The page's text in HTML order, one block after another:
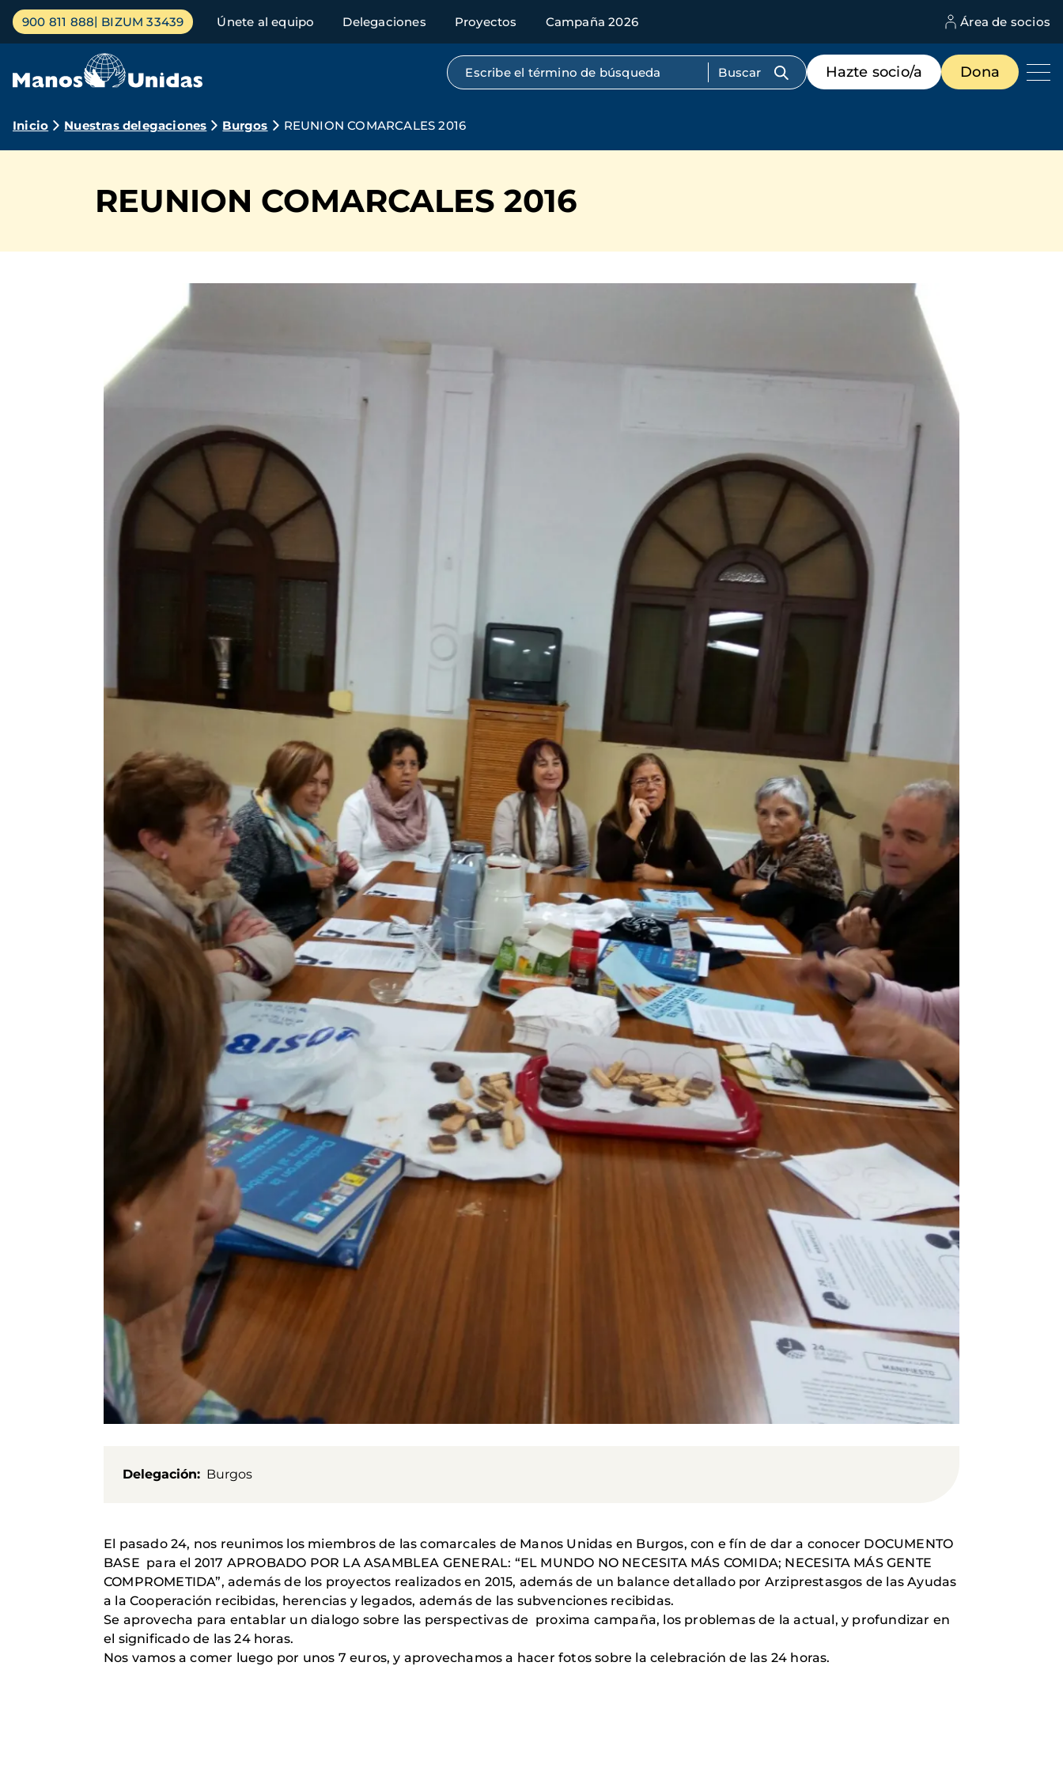
Pasar
contenido
Menú
principal
900 811 888 BIZUM 33439 Únete al equipo Delegaciones Proyectos Campaña 2026 Área de socios
Búsqueda por texto completo
Menú
de
destacados
Hazte socio/a Dona
Ruta
navegación
Inicio Nuestras delegaciones Burgos REUNION COMARCALES 2016
REUNION COMARCALES 2016
Delegación Burgos
El pasado 24, nos reunimos los miembros de las comarcales de Manos Unidas en Burgos, con e fín de dar a conocer DOCUMENTO
BASE para el 2017 APROBADO POR LA ASAMBLEA GENERAL: “EL MUNDO NO NECESITA MÁS COMIDA; NECESITA MÁS GENTE
COMPROMETIDA”, además de los proyectos realizados en 2015, además de un balance detallado por Arziprestasgos de las Ayudas
a la Cooperación recibidas, herencias y legados, además de las subvenciones recibidas.
Se aprovecha para entablar un dialogo sobre las perspectivas de proxima campaña, los problemas de la actual, y profundizar en
el significado de las 24 horas.
Nos vamos a comer luego por unos 7 euros, y aprovechamos a hacer fotos sobre la celebración de las 24 horas.